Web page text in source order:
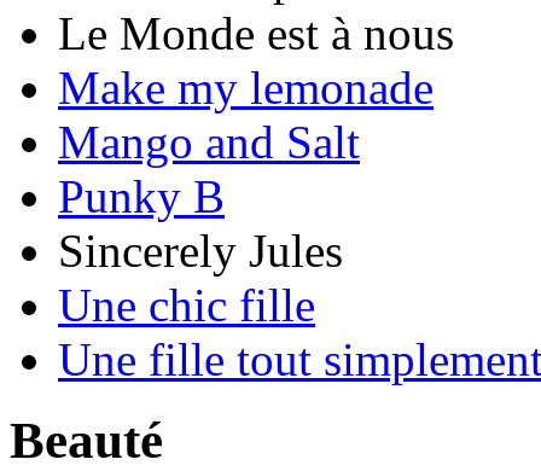
Le Monde est à nous
Make my lemonade
Mango and Salt
Punky B
Sincerely Jules
Une chic fille
Une fille tout
Beauté